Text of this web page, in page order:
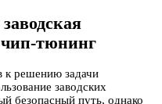
тюнинг
к решению задачи
заводских
безопасный путь, однако